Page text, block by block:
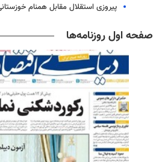
پیروزی استقلال مقابل همنام
صفحه اول روزنامه‌ها